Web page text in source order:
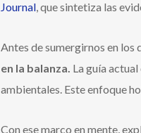
Journal, que sintetiza las
Antes de sumergirnos en
en la balanza. La guía
ambientales. Este enfoque
Con ese marco en mente,